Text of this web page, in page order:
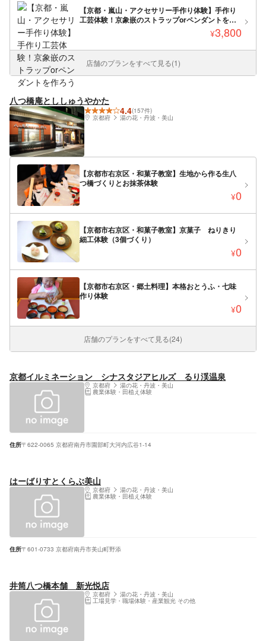
【京都・嵐山・アクセサリー手作り体験】手作り
工芸体験！京象嵌のストラップorペンダントを作
¥3,800
店舗のプランをすべて見る(1)
八つ橋庵とししゅうやかた
4.4(157件)
京都府
湯の花・丹波・美山
【京都市右京区・和菓子教室】生地から作る生八
つ橋づくりとお抹茶体験
¥0
【京都市右京区・和菓子教室】京菓子 ねりきり
細工体験（3個づくり）
¥0
【京都市右京区・郷土料理】本格おとうふ・七味
作り体験
¥0
店舗のプランをすべて見る(24)
京都イルミネーション シナスタジアヒルズ るり渓温泉
京都府 湯の花・丹波・美山
農業体験・田植え体験
住所〒622-0065 京都府南丹市園部町大河内広谷1-14
はーばりすとくらぶ美山
京都府 湯の花・丹波・美山
農業体験・田植え体験
住所〒601-0733 京都府南丹市美山町野添
井筒八つ橋本舗 新光悦店
京都府 湯の花・丹波・美山
工場見学・職場体験・産業観光 その他